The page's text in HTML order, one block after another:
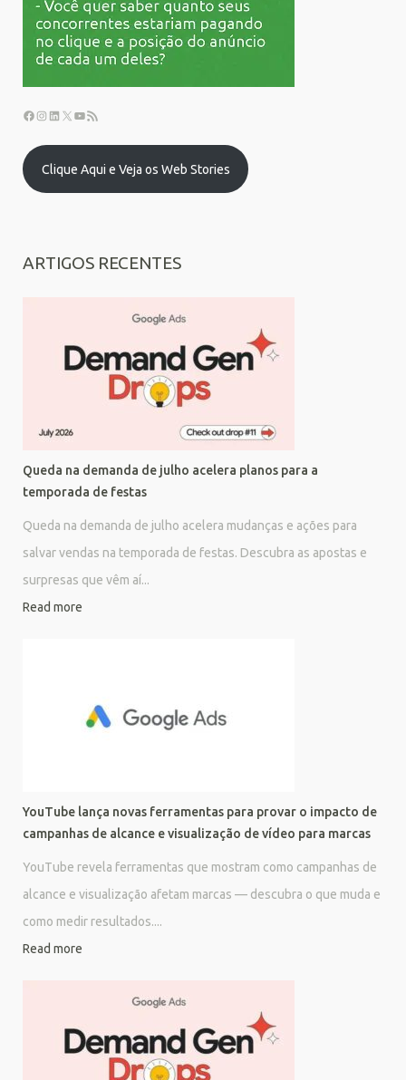
Clique Aqui e Veja os Web Stories
ARTIGOS RECENTES
Queda na demanda de julho acelera planos para a
temporada de festas
Queda na demanda de julho acelera mudanças e ações para
salvar vendas na temporada de festas. Descubra as apostas e
surpresas que vêm aí...
Read more
YouTube lança novas ferramentas para provar o impacto de
campanhas de alcance e visualização de vídeo para marcas
YouTube revela ferramentas que mostram como campanhas de
alcance e visualização afetam marcas — descubra o que muda e
como medir resultados....
Read more